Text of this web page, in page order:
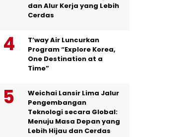
dan Alur Kerja yang Lebih
Cerdas
T’way Air Luncurkan
Program “Explore Korea,
One Destination at a
Time”
Weichai Lansir Lima Jalur
Pengembangan
Teknologi secara Global:
Menuju Masa Depan yang
Lebih Hijau dan Cerdas